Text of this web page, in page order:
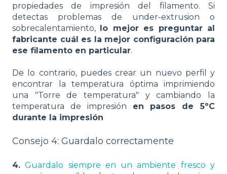
propiedades de impresión del filamento. Si
detectas problemas de under-extrusion o
sobrecalentamiento, lo mejor es preguntar al
fabricante cuál es la mejor configuración para
ese filamento en particular.
De lo contrario, puedes crear un nuevo perfil y
encontrar la temperatura óptima imprimiendo
una "Torre de temperatura" y cambiando la
temperatura de impresión en pasos de 5ºC
durante la impresión
Consejo 4: Guardalo correctamente
4. Guardalo siempre en un ambiente fresco y